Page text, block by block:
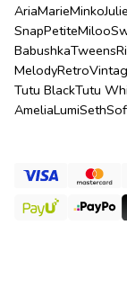
AriaMarieMinkoJulie
SnapPetiteMiloo
BabushkaTweens
MelodyRetro
Tutu BlackTutu
AmeliaLumiSeth